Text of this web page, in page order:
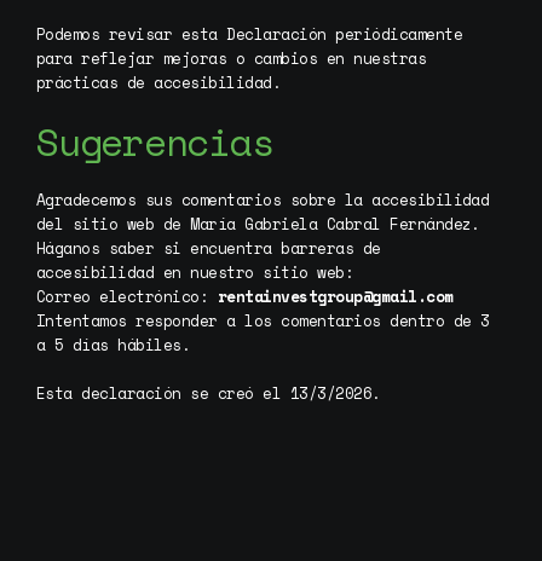
Podemos revisar esta Declaración periódicamente
para reflejar mejoras o cambios en nuestras
prácticas de accesibilidad.
Sugerencias
Agradecemos sus comentarios sobre la accesibilidad
del sitio web de María Gabriela Cabral Fernández.
Háganos saber si encuentra barreras de
accesibilidad en nuestro sitio web:
Correo electrónico: rentainvestgroup@gmail.com
Intentamos responder a los comentarios dentro de 3
a 5 días hábiles.
Esta declaración se creó el 13/3/2026.